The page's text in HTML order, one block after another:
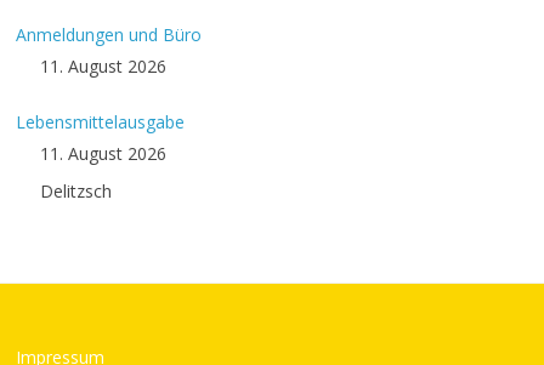
Anmeldungen und Büro
11. August 2026
Lebensmittelausgabe
11. August 2026
Delitzsch
Impressum